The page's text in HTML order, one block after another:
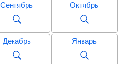
Сентябрь Октябрь
Декабрь Январь